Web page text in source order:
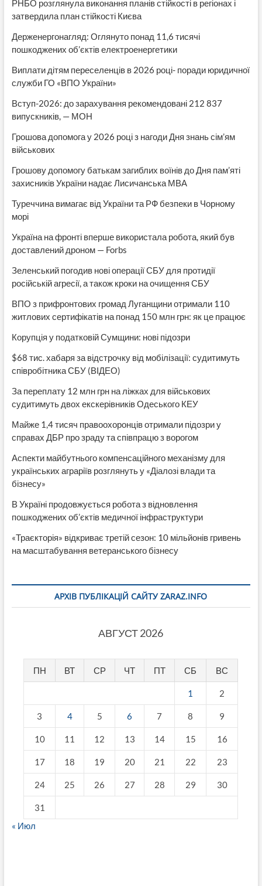
РНБО розглянула виконання планів стійкості в регіонах і
затвердила план стійкості Києва
Держенергонагляд: Оглянуто понад 11,6 тисячі
пошкоджених об’єктів електроенергетики
Виплати дітям переселенців в 2026 році- поради юридичної
служби ГО «ВПО України»
Вступ-2026: до зарахування рекомендовані 212 837
випускників, — МОН
Грошова допомога у 2026 році з нагоди Дня знань сім’ям
військових
Грошову допомогу батькам загиблих воїнів до Дня пам’яті
захисників України надає Лисичанська МВА
Туреччина вимагає від України та РФ безпеки в Чорному
морі
Україна на фронті вперше використала робота, який був
доставлений дроном — Forbs
Зеленський погодив нові операції СБУ для протидії
російській агресії, а також кроки на очищення СБУ
ВПО з прифронтових громад Луганщини отримали 110
житлових сертифікатів на понад 150 млн грн: як це працює
Корупція у податковій Сумщини: нові підозри
$68 тис. хабаря за відстрочку від мобілізації: судитимуть
співробітника СБУ (ВІДЕО)
За переплату 12 млн грн на ліжках для військових
судитимуть двох екскерівників Одеського КЕУ
Майже 1,4 тисяч правоохоронців отримали підозри у
справах ДБР про зраду та співпрацю з ворогом
Аспекти майбутнього компенсаційного механізму для
українських аграріїв розглянуть у «Діалозі влади та
бізнесу»
В Україні продовжується робота з відновлення
пошкоджених об’єктів медичної інфраструктури
«Траєкторія» відкриває третій сезон: 10 мільйонів гривень
на масштабування ветеранського бізнесу
АРХІВ ПУБЛІКАЦІЙ САЙТУ ZARAZ.INFO
АВГУСТ 2026
ПН ВТ СР ЧТ ПТ СБ ВС
1 2
3 4 5 6 7 8 9
10 11 12 13 14 15 16
17 18 19 20 21 22 23
24 25 26 27 28 29 30
31
« Июл